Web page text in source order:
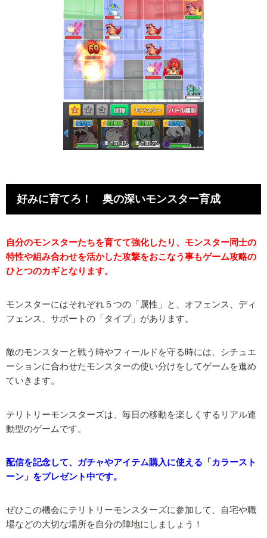
好みに育てろ！ 奥の深いモンスター育成
自分のモンスターたちを育てて強化したり、モンスター同士の
特性や組み合わせを活かした攻撃をおこなう事もゲーム攻略の
ひとつのカギとなります。
モンスターにはそれぞれ５つの「属性」と、オフェンス、ディ
フェンス、サポートの「タイプ」があります。
敵のモンスターと戦う時やフィールドを守る時には、シチュエ
ーションに合わせたモンスターの使い分けをしてゲームを進め
ていきます。
テリトリーモンスターズは、毎日の移動を楽しくするリアル連
動型のゲームです。
配信を記念して、ガチャやアイテム購入に使える「カラースト
ーン」をプレゼント中です。
ぜひこの機会にテリトリーモンスターズに参加して、自宅や職
場などの大切な場所を自分の陣地にしましょう！